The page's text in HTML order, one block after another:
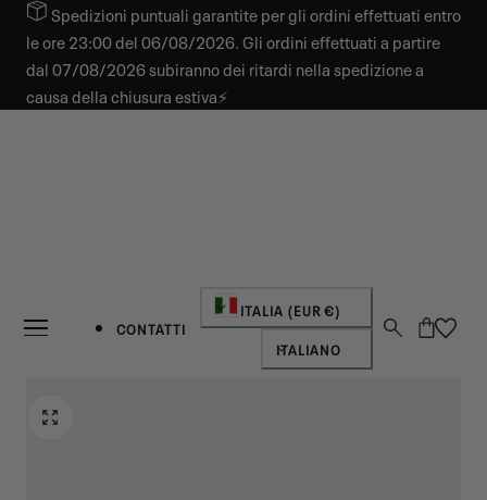
CONTENUTOSpedizioni puntuali garantite per gli ordini effettuati entro
le ore 23:00 del 06/08/2026. Gli ordini effettuati a partire
dal 07/08/2026 subiranno dei ritardi nella spedizione a
causa della chiusura estiva⚡
CONTATTI
Paese/regione
ITALIA (EUR €)
Lingua
ITALIANO
Carrello